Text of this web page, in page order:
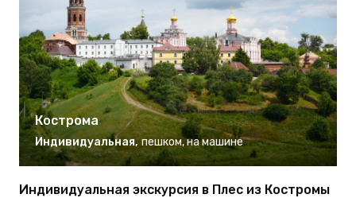
Кострома
Индивидуальная, пешком, на машине
Индивидуальная экскурсия в Плес из Костромы